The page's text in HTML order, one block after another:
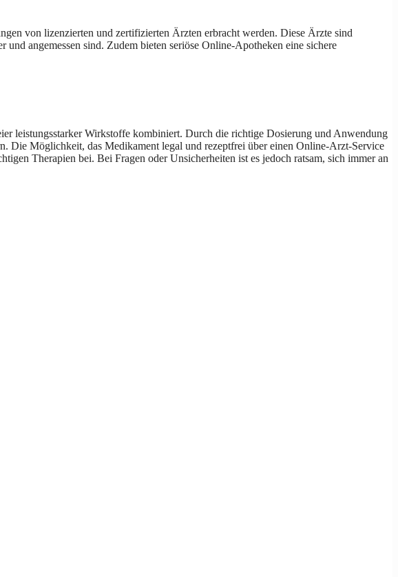
von lizenzierten und zertifizierten Ärzten erbracht werden. Diese Ärzte sind
angemessen sind. Zudem bieten seriöse Online-Apotheken eine sichere
leistungsstarker Wirkstoffe kombiniert. Durch die richtige Dosierung und Anwendung
Die Möglichkeit, das Medikament legal und rezeptfrei über einen Online-Arzt-Service
Therapien bei. Bei Fragen oder Unsicherheiten ist es jedoch ratsam, sich immer an